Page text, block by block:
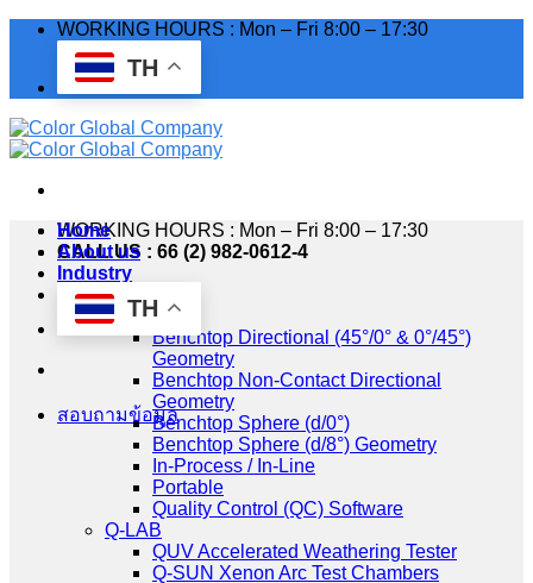
Skip
WORKING HOURS : Mon – Fri 8:00 – 17:30
TH
WORKING HOURS : Mon – Fri 8:00 – 17:30
CALL US : 66 (2) 982-0612-4
TH
สอบถามข้อมูล
Home
About us
Industry
Products
HunterLab
Benchtop Directional (45°/0° & 0°/45°)
Geometry
Benchtop Non-Contact Directional
Geometry
Benchtop Sphere (d/0°)
Benchtop Sphere (d/8°) Geometry
In-Process / In-Line
Portable
Quality Control (QC) Software
Q-LAB
QUV Accelerated Weathering Tester
Q-SUN Xenon Arc Test Chambers